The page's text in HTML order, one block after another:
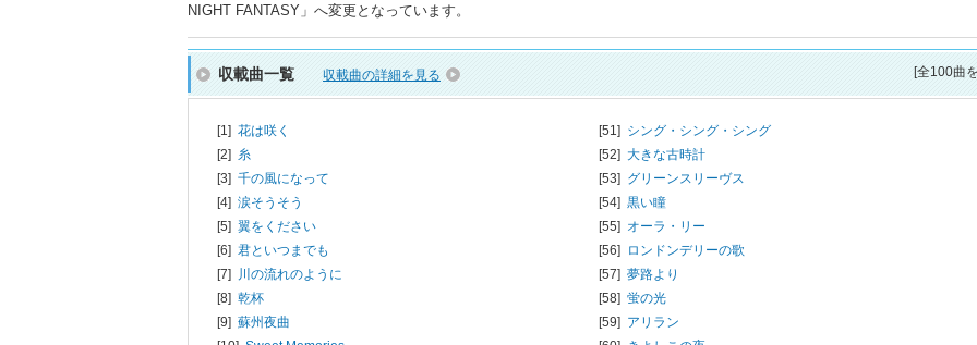
NIGHT FANTASY」へ変更となっています。
収載曲一覧 収載曲の詳細を見る [全100曲
[1] 花は咲く
[2] 糸
[3] 千の風になって
[4] 涙そうそう
[5] 翼をください
[6] 君といつまでも
[7] 川の流れのように
[8] 乾杯
[9] 蘇州夜曲
[51] シング・シング・シング
[52] 大きな古時計
[53] グリーンスリーヴス
[54] 黒い瞳
[55] オーラ・リー
[56] ロンドンデリーの歌
[57] 夢路より
[58] 蛍の光
[59] アリラン